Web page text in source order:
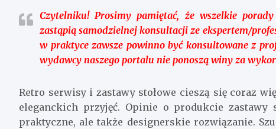
Czytelniku!Prosimy pamiętać, że wszelkie
zastąpią samodzielnej konsultacji ze ekspertem/
w praktyce zawsze powinno być konsultowane z
wydawcy naszego portalu nie ponoszą winy za
Retro serwisy i zastawy stołowe cieszą się coraz
eleganckich przyjęć. Opinie o produkcie
praktyczne, ale także designerskie rozwiązanie.